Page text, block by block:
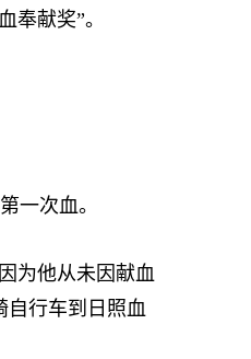
奉献奖”。
一次血。
为他从未因献血
自行车到日照血